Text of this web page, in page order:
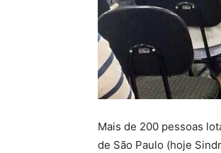
Mais de 200 pessoas
de São Paulo (hoje